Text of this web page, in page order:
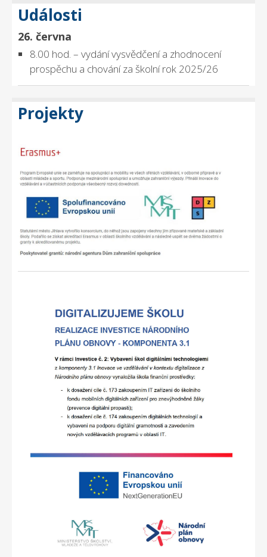
Události
26. června
8.00 hod. – vydání vysvědčení a zhodnocení
prospěchu a chování za školní rok 2025/26
Projekty